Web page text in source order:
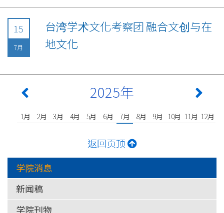
15
7月
台湾学术文化考察团 融合文创与在
地文化
2025年
1月 2月 3月 4月 5月 6月 7月 8月 9月 10月 11月 12月
返回页顶
学院消息
新闻稿
学院刊物